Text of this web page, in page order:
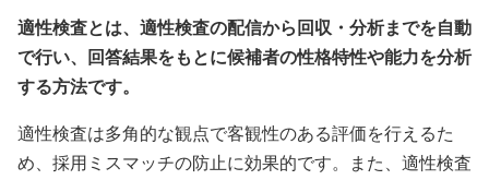
適性検査とは、適性検査の配信から回収・分析までを自動
で行い、回答結果をもとに候補者の性格特性や能力を分析
する方法です。
適性検査は多角的な観点で客観性のある評価を行えるた
め、採用ミスマッチの防止に効果的です。また、適性検査